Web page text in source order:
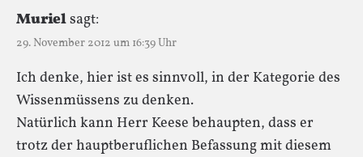
Murielsagt:
29. November 2012 um 16:39 Uhr
Ich denke, hier ist es sinnvoll, in der Kategorie des
Wissenmüssens zu denken.
Natürlich kann Herr Keese behaupten, dass er
trotz der hauptberuflichen Befassung mit diesem